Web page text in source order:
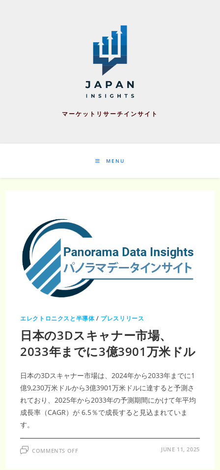
マーケットリサーチインサイト
MENU
エレクトロニクスと半導体/ プレスリリース
日本の3Dスキャナー市場、
2033年までに3億3901万米ドル
日本の3Dスキャナー市場は、2024年から2033年までに1
億9,230万米ドルから3億3901万米ドルに達すると予測さ
れており、2025年から2033年の予測期間にかけて年平均
成長率（CAGR）が 6.5％で成長すると見込まれていま
す。
COMMENTS OFFON JUNE 11, 2025